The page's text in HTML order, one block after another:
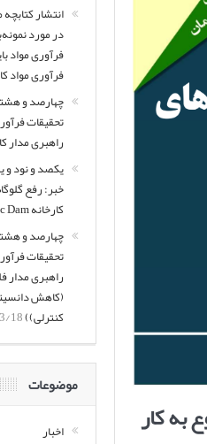
به کار
انتشار
در مورد
فرآوری مواد
فرآوری مواد
چهارصد و
تحقیقات
راهبری مدار
یکصد و نود و
خبر: رفع
کارخانه Olympic Dam در استرالیا
چهارصد و
تحقیقات
راهبری مدار
(کاهش
کنترلی))18
موضوعات
اخبار